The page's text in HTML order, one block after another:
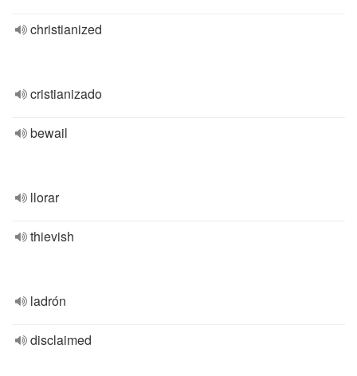
christianized
cristianizado
bewail
llorar
thievish
ladrón
disclaimed